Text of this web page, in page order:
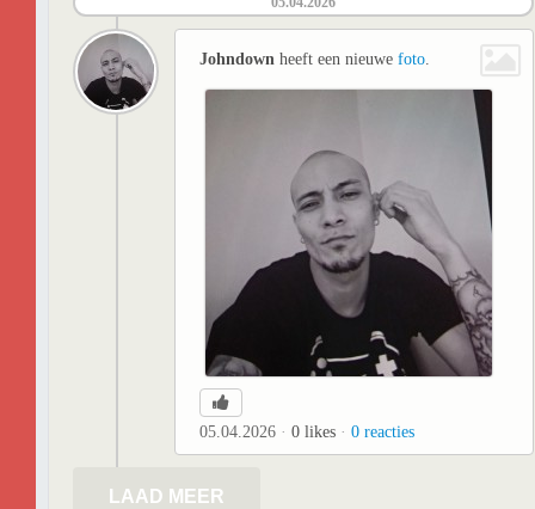
Johndown heeft een nieuwe foto.
05.04.2026 0 likes 0 reacties
LAAD MEER